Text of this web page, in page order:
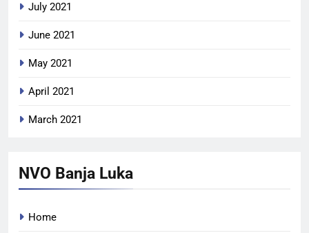
July 2021
June 2021
May 2021
April 2021
March 2021
NVO Banja Luka
Home